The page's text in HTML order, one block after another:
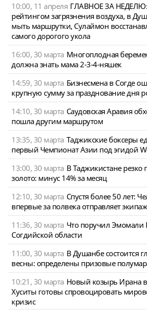
10:00, 11 апреля ГЛАВНОЕ ЗА НЕДЕЛЮ:
рейтингом загрязнения воздуха, в
мыть маршрутки, Сулаймон
самого дорогого укола
16:00, 30 марта Многоплодная
должна знать мама 2-3-4-няшек
14:59, 30 марта Бизнесмена в Согде
крупную сумму за празднование дня
14:10, 30 марта Саудовская Аравия
пошла другим маршрутом
13:35, 30 марта Таджикские боксеры
первый Чемпионат Азии под эгидой
13:00, 30 марта В Таджикистане резко
золото: минус 14% за месяц
12:10, 30 марта Спустя более 50 лет:
впервые за полвека отправляет
11:36, 30 марта Что поручил Эмомали
Согдийской области
11:00, 30 марта В Душанбе состоится
весны: определены призовые
10:21, 30 марта Новый козырь Ирана
Хуситы готовы спровоцировать
кризис